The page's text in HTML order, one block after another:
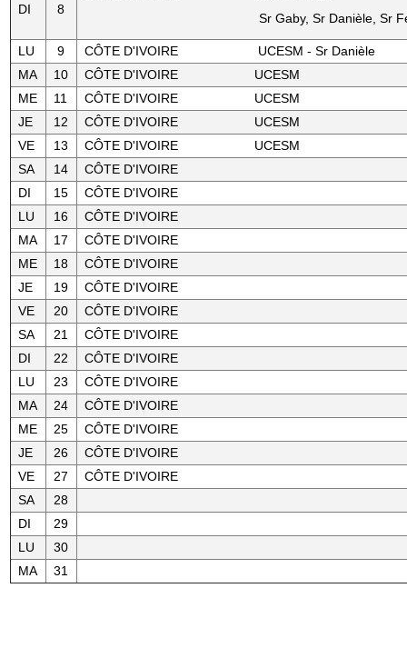
DI 8
Sr Gaby, Sr Danièle, Sr
LU 9
CÔTE D'IVOIRE UCESM - Sr Danièle
MA
10
CÔTE D'IVOIRE UCESM
ME
11
CÔTE D'IVOIRE UCESM
JE
12
CÔTE D'IVOIRE UCESM
VE
13
CÔTE D'IVOIRE UCESM
SA
14
CÔTE D'IVOIRE
DI
15
CÔTE D'IVOIRE
LU
16
CÔTE D'IVOIRE
MA
17
CÔTE D'IVOIRE
ME
18
CÔTE D'IVOIRE
JE
19
CÔTE D'IVOIRE
VE
20
CÔTE D'IVOIRE
SA
21
CÔTE D'IVOIRE
DI
22
CÔTE D'IVOIRE
LU
23
CÔTE D'IVOIRE
MA
24
CÔTE D'IVOIRE
ME
25
CÔTE D'IVOIRE
JE
26
CÔTE D'IVOIRE
VE
27
CÔTE D'IVOIRE
SA
28
DI
29
LU
30
MA
31